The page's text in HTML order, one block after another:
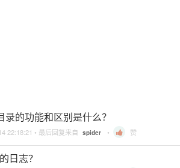
的功能和区别是什么？
22:18:21 • 最后回复来自 spider • 赞
日志？